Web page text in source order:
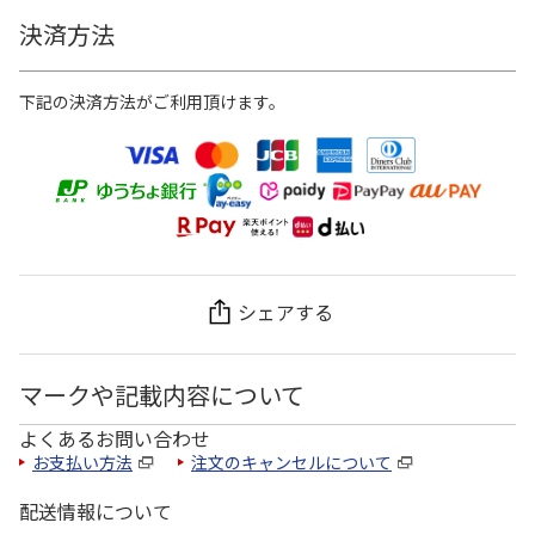
決済方法
下記の決済方法がご利用頂けます。
シェアする
マークや記載内容について
よくあるお問い合わせ
お支払い方法 注文のキャンセルについて
配送情報について